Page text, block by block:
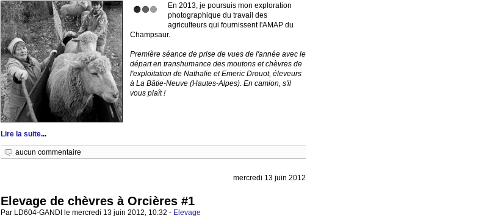
En 2013, je poursuis mon exploration
photographique du travail des
agriculteurs qui fournissent l'AMAP du
Champsaur.
Première séance de prise de vues de l'année avec le
départ en transhumance des moutons et chèvres de
l'exploitation de Nathalie et Emeric Drouot, éleveurs
à La Bâtie-Neuve (Hautes-Alpes). En camion, s'il
vous plaît !
Lire la suite...
aucun commentaire
mercredi 13 juin 2012
Elevage de chèvres à Orcières #1
Par LD604-GANDI le mercredi 13 juin 2012, 10:32 - Elevage